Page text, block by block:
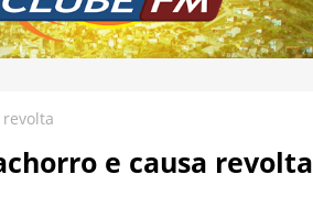
e causa revolta